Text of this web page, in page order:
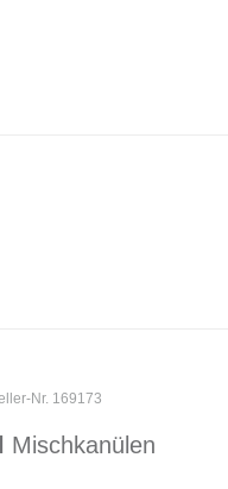
Nr. 169173
Mischkanülen